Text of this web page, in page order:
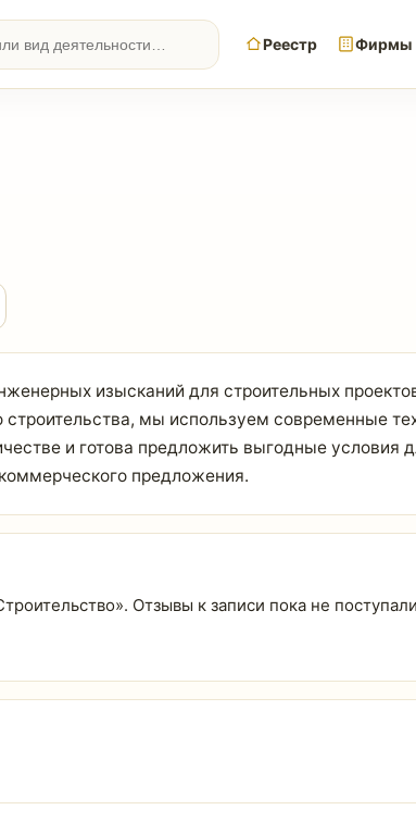
Реестр Фирмы
изысканий для строительных
строительства, мы используем современные
и готова предложить выгодные
предложения.
Отзывы к записи пока не